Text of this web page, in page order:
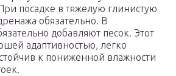
посадке в тяжелую глинистую
обязательно. В
добавляют песок. Этот
адаптивностью, легко
к пониженной влажности